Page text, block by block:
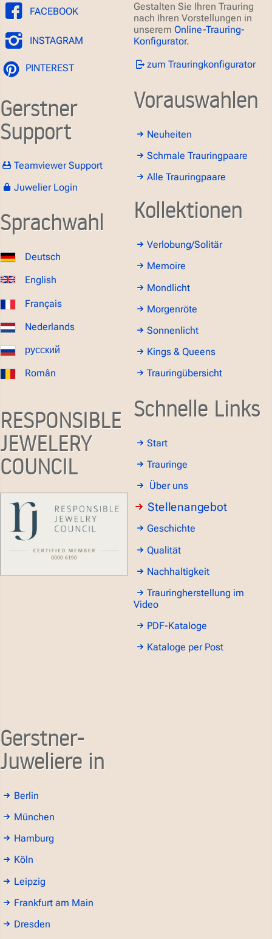
FACEBOOK
INSTAGRAM
PINTEREST
Gerstner
Support
Teamviewer Support
Juwelier Login
Sprachwahl
Deutsch
English
Français
Nederlands
русский
Român
RESPONSIBLE
JEWELERY
COUNCIL
Gestalten Sie Ihren Trauring
nach Ihren Vorstellungen in
unserem Online-Trauring-
Konfigurator.
zum Trauringkonfigurator
Vorauswahlen
Neuheiten
Schmale Trauringpaare
Alle Trauringpaare
Kollektionen
Verlobung/Solitär
Memoire
Mondlicht
Morgenröte
Sonnenlicht
Kings & Queens
Trauringübersicht
Schnelle Links
Start
Trauringe
Über uns
Stellenangebot
Geschichte
Qualität
Nachhaltigkeit
Trauringherstellung im
Video
PDF-Kataloge
Kataloge per Post
Gerstner-
Juweliere in
Berlin
München
Hamburg
Köln
Leipzig
Frankfurt am Main
Dresden